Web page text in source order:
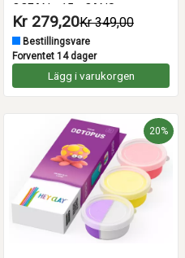
OCEAN - 15 - CANS
Kr 279,20Kr 349,00
Bestillingsvare
Forventet 14 dager
Lägg i varukorgen
20%